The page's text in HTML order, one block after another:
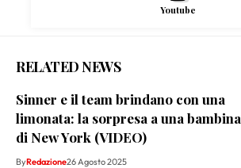
Youtube
RELATED NEWS
Sinner e il team brindano con una
limonata: la sorpresa a una bambina
di New York (VIDEO)
ByRedazione26 Agosto 2025